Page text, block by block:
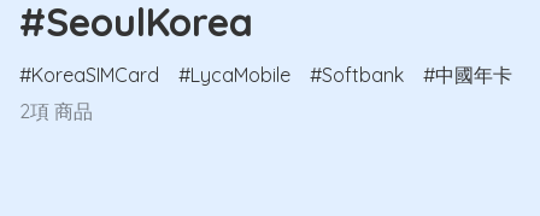
#SeoulKorea
KoreaSIMCard LycaMobile Softbank
中國年卡
2項 商品